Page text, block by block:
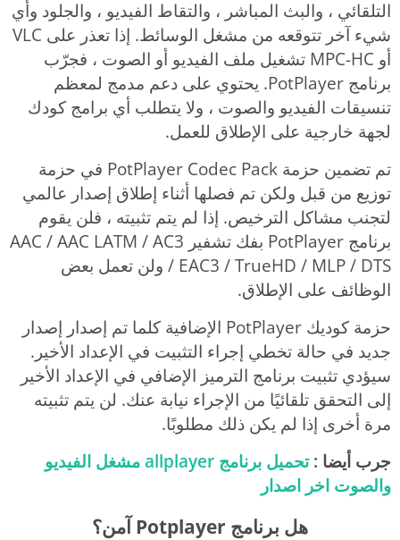
التلقائي ، والبث المباشر ، والتقاط الفيديو ، والجلود وأي
شيء آخر تتوقعه من مشغل الوسائط. إذا تعذر على VLC
أو MPC-HC تشغيل ملف الفيديو أو الصوت ، فجرّب
برنامج PotPlayer. يحتوي على دعم مدمج لمعظم
تنسيقات الفيديو والصوت ، ولا يتطلب أي برامج كودك
لجهة خارجية على الإطلاق للعمل.
تم تضمين حزمة PotPlayer Codec Pack في حزمة
توزيع من قبل ولكن تم فصلها أثناء إطلاق إصدار عالمي
لتجنب مشاكل الترخيص. إذا لم يتم تثبيته ، فلن يقوم
برنامج PotPlayer بفك تشفير AAC / AAC LATM / AC3
​​/ EAC3 / TrueHD / MLP / DTS ولن تعمل بعض
الوظائف على الإطلاق.
حزمة كوديك PotPlayer الإضافية كلما تم إصدار إصدار
جديد في حالة تخطي إجراء التثبيت في الإعداد الأخير.
سيؤدي تثبيت برنامج الترميز الإضافي في الإعداد الأخير
إلى التحقق تلقائيًا من الإجراء نيابة عنك. لن يتم تثبيته
مرة أخرى إذا لم يكن ذلك مطلوبًا.
جرب أيضا :
تحميل برنامج allplayer مشغل الفيديو
والصوت اخر اصدار
هل برنامج Potplayer آمن؟